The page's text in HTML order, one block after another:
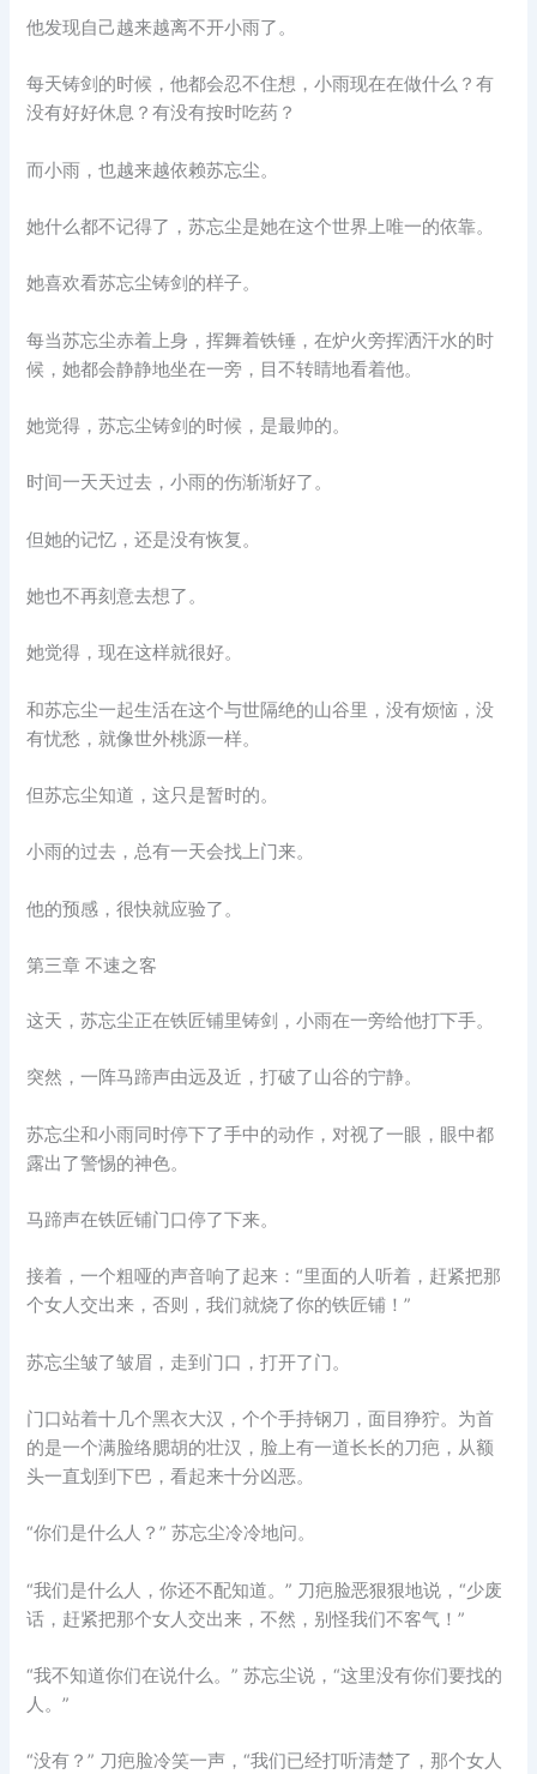
他发现自己越来越离不开小雨了。
每天铸剑的时候，他都会忍不住想，小雨现在在做什么？有
没有好好休息？有没有按时吃药？
而小雨，也越来越依赖苏忘尘。
她什么都不记得了，苏忘尘是她在这个世界上唯一的依靠。
她喜欢看苏忘尘铸剑的样子。
每当苏忘尘赤着上身，挥舞着铁锤，在炉火旁挥洒汗水的时
候，她都会静静地坐在一旁，目不转睛地看着他。
她觉得，苏忘尘铸剑的时候，是最帅的。
时间一天天过去，小雨的伤渐渐好了。
但她的记忆，还是没有恢复。
她也不再刻意去想了。
她觉得，现在这样就很好。
和苏忘尘一起生活在这个与世隔绝的山谷里，没有烦恼，没
有忧愁，就像世外桃源一样。
但苏忘尘知道，这只是暂时的。
小雨的过去，总有一天会找上门来。
他的预感，很快就应验了。
第三章 不速之客
这天，苏忘尘正在铁匠铺里铸剑，小雨在一旁给他打下手。
突然，一阵马蹄声由远及近，打破了山谷的宁静。
苏忘尘和小雨同时停下了手中的动作，对视了一眼，眼中都
露出了警惕的神色。
马蹄声在铁匠铺门口停了下来。
接着，一个粗哑的声音响了起来：“里面的人听着，赶紧把那
个女人交出来，否则，我们就烧了你的铁匠铺！”
苏忘尘皱了皱眉，走到门口，打开了门。
门口站着十几个黑衣大汉，个个手持钢刀，面目狰狞。为首
的是一个满脸络腮胡的壮汉，脸上有一道长长的刀疤，从额
头一直划到下巴，看起来十分凶恶。
“你们是什么人？” 苏忘尘冷冷地问。
“我们是什么人，你还不配知道。” 刀疤脸恶狠狠地说，“少废
话，赶紧把那个女人交出来，不然，别怪我们不客气！”
“我不知道你们在说什么。” 苏忘尘说，“这里没有你们要找的
人。”
“没有？” 刀疤脸冷笑一声，“我们已经打听清楚了，那个女人